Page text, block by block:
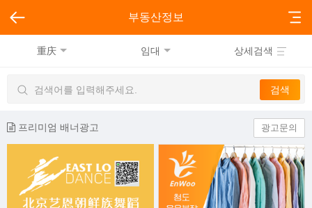
부동산정보
重庆 임대 상세검색
프리미엄 배너광고 광고문의